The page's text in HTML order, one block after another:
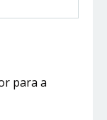
para a